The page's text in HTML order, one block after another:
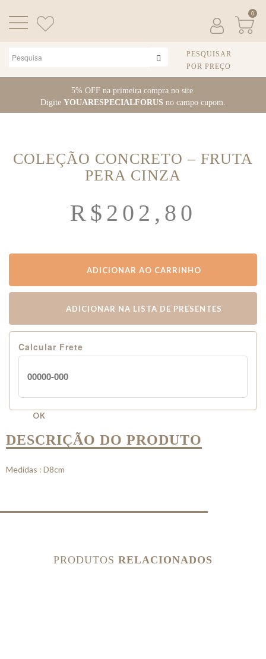
o
5% OFF na primeira compra no site.
Digite YOUARESPECIALFORUS no campo cupom.
0
PESQUISAR
POR PREÇO
COLEÇÃO CONCRETO – FRUTA
PERA CINZA
R$ 202,80
ADICIONAR AO CARRINHO
ADICIONAR NA LISTA DE PRESENTES
Calcular Frete
OK
DESCRIÇÃO DO PRODUTO
Medidas : D8cm
PRODUTOS RELACIONADOS